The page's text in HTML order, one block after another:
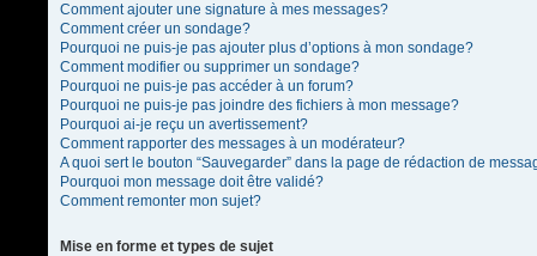
Comment ajouter une signature à mes messages?
Comment créer un sondage?
Pourquoi ne puis-je pas ajouter plus d’options à mon sondage?
Comment modifier ou supprimer un sondage?
Pourquoi ne puis-je pas accéder à un forum?
Pourquoi ne puis-je pas joindre des fichiers à mon message?
Pourquoi ai-je reçu un avertissement?
Comment rapporter des messages à un modérateur?
A quoi sert le bouton “Sauvegarder” dans la page de rédaction de
Pourquoi mon message doit être validé?
Comment remonter mon sujet?
Mise en forme et types de sujet